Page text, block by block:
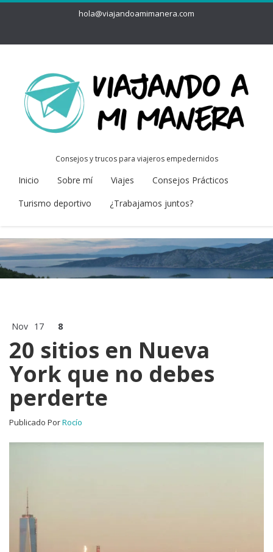
hola@viajandoamimanera.com
Consejos y trucos para viajeros empedernidos
Inicio Sobre mí Viajes
Consejos Prácticos
Turismo deportivo
¿Trabajamos juntos?
Nov 17 8
20 sitios en Nueva
York que no debes
perderte
Publicado PorRocío